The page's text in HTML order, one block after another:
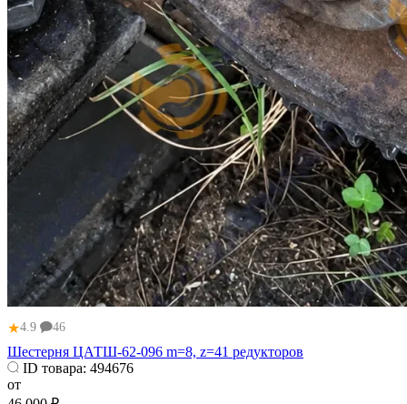
★4.9 46
Шестерня ЦАТШ-62-096 m=8, z=41 редукторов
ID товара: 494676
от